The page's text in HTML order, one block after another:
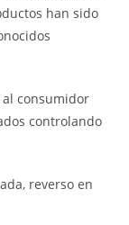
han sido
al consumidor
controlando
reverso en